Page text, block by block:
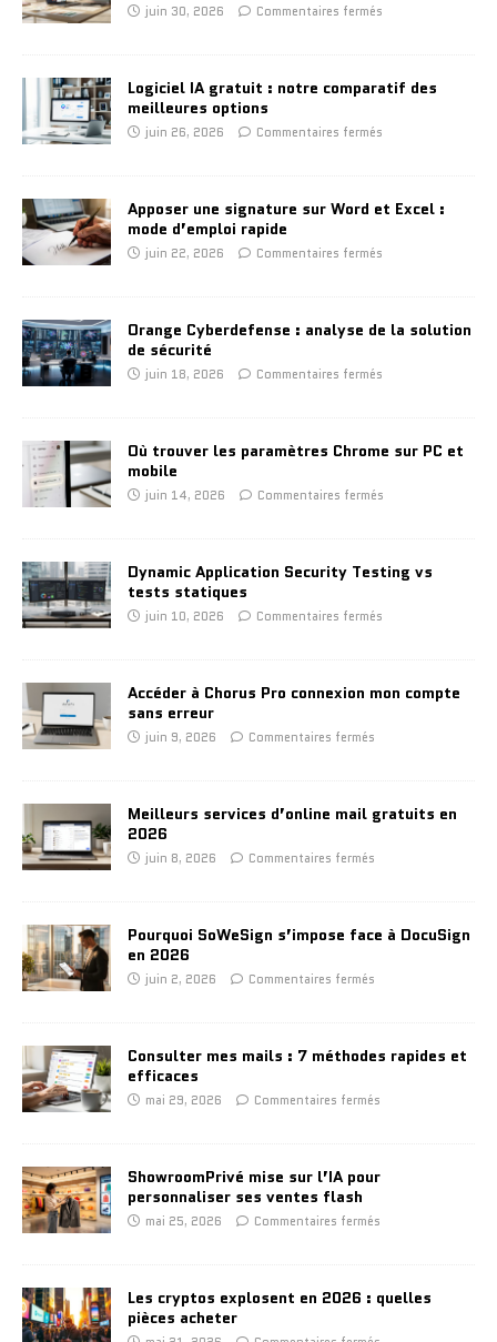
juin 30, 2026 Commentaires fermés
Logiciel IA gratuit : notre comparatif des
meilleures options
juin 26, 2026 Commentaires fermés
Apposer une signature sur Word et Excel :
mode d’emploi rapide
juin 22, 2026 Commentaires fermés
Orange Cyberdefense : analyse de la solution
de sécurité
juin 18, 2026 Commentaires fermés
Où trouver les paramètres Chrome sur PC et
mobile
juin 14, 2026 Commentaires fermés
Dynamic Application Security Testing vs
tests statiques
juin 10, 2026 Commentaires fermés
Accéder à Chorus Pro connexion mon compte
sans erreur
juin 9, 2026 Commentaires fermés
Meilleurs services d’online mail gratuits en
2026
juin 8, 2026 Commentaires fermés
Pourquoi SoWeSign s’impose face à DocuSign
en 2026
juin 2, 2026 Commentaires fermés
Consulter mes mails : 7 méthodes rapides et
efficaces
mai 29, 2026 Commentaires fermés
ShowroomPrivé mise sur l’IA pour
personnaliser ses ventes flash
mai 25, 2026 Commentaires fermés
Les cryptos explosent en 2026 : quelles
pièces acheter